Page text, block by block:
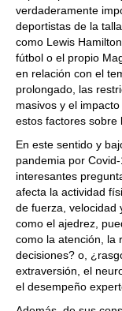
verdaderamente
deportistas de la
como Lewis
fútbol o el propio
en relación con el
prolongado, las
masivos y el
estos factores sobre
En este sentido y
pandemia por
interesantes
afecta la actividad
de fuerza, velocidad
como el ajedrez,
como la atención, la
decisiones? o,
extraversión, el
el desempeño